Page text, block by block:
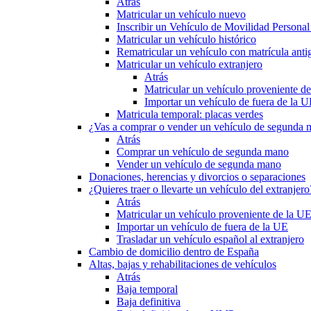
Matricular un vehículo nuevo
Inscribir un Vehículo de Movilidad
Matricular un vehículo histórico
Rematricular un vehículo con matrícula
Matricular un vehículo extranjero
Atrás
Matricular un vehículo proveniente
Importar un vehículo de fuera de la
Matricula temporal: placas verdes
¿Vas a comprar o vender un vehículo de segunda
Atrás
Comprar un vehículo de segunda mano
Vender un vehículo de segunda mano
Donaciones, herencias y divorcios o separaciones
¿Quieres traer o llevarte un vehículo del
Atrás
Matricular un vehículo proveniente de la UE
Importar un vehículo de fuera de la UE
Trasladar un vehículo español al extranjero
Cambio de domicilio dentro de España
Altas, bajas y rehabilitaciones de vehículos
Atrás
Baja temporal
Baja definitiva